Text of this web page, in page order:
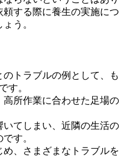
する際に養生の実施につ
う。
トラブルの例として、も
す。
所作業に合わせた足場の
てしまい、近隣の生活の
す。
、さまざまなトラブルを